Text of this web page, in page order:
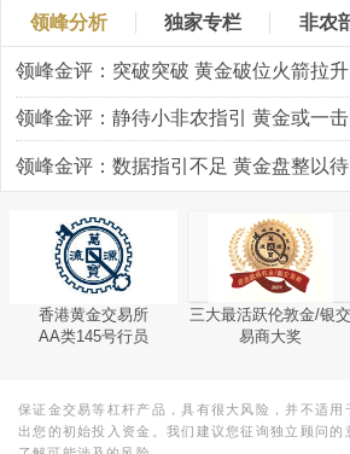
领峰分析 独家专栏 非农
领峰金评：突破突破 黄金破位火箭拉升
领
领峰金评：数据指引不足 黄金盘整以待
香港黄金交易所
AA类145号行员
三大最活跃伦敦金/银交
易商大奖
保证金交易等杠杆产品，具有很大风险，并不适用
出您的初始投入资金。我们建议您征询独立顾问的